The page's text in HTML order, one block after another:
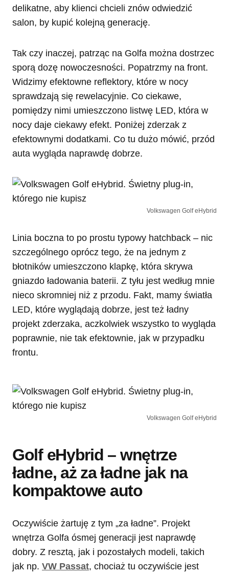
delikatne, aby klienci chcieli znów odwiedzić
salon, by kupić kolejną generację.
Tak czy inaczej, patrząc na Golfa można dostrzec
sporą dozę nowoczesności. Popatrzmy na front.
Widzimy efektowne reflektory, które w nocy
sprawdzają się rewelacyjnie. Co ciekawe,
pomiędzy nimi umieszczono listwę LED, która w
nocy daje ciekawy efekt. Poniżej zderzak z
efektownymi dodatkami. Co tu dużo mówić, przód
auta wygląda naprawdę dobrze.
Volkswagen Golf eHybrid
Linia boczna to po prostu typowy hatchback – nic
szczególnego oprócz tego, że na jednym z
błotników umieszczono klapkę, która skrywa
gniazdo ładowania baterii. Z tyłu jest według mnie
nieco skromniej niż z przodu. Fakt, mamy światła
LED, które wyglądają dobrze, jest też ładny
projekt zderzaka, aczkolwiek wszystko to wygląda
poprawnie, nie tak efektownie, jak w przypadku
frontu.
Volkswagen Golf eHybrid
Golf eHybrid – wnętrze
ładne, aż za ładne jak na
kompaktowe auto
Oczywiście żartuję z tym „za ładne”. Projekt
wnętrza Golfa ósmej generacji jest naprawdę
dobry. Z resztą, jak i pozostałych modeli, takich
jak np. VW Passat, chociaż tu oczywiście jest